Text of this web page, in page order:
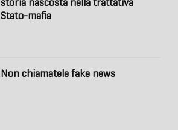
Stato-mafia
Non chiamatele fake news